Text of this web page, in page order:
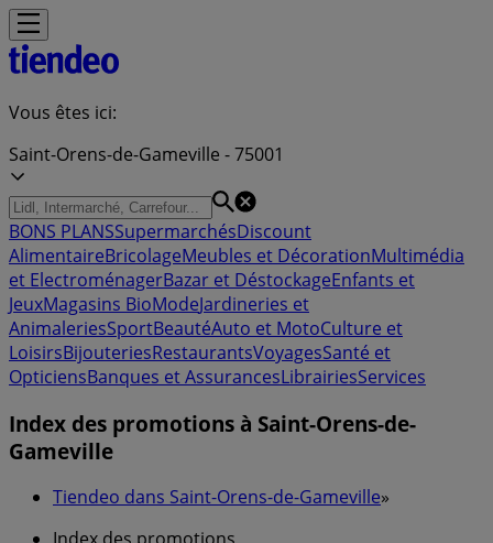
Vous êtes ici:
Saint-Orens-de-Gameville - 75001
BONS PLANSSupermarchésDiscount
AlimentaireBricolageMeubles et DécorationMultimédia
et ElectroménagerBazar et DéstockageEnfants et
JeuxMagasins BioModeJardineries et
AnimaleriesSportBeautéAuto et MotoCulture et
LoisirsBijouteriesRestaurantsVoyagesSanté et
OpticiensBanques et AssurancesLibrairiesServices
Index des promotions à Saint-Orens-de-
Gameville
Tiendeo dans Saint-Orens-de-Gameville»